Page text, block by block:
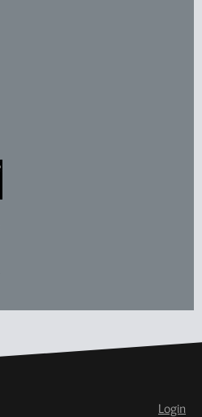
Login